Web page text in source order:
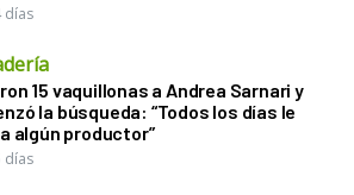
días
15 vaquillonas a Andrea Sarnari y
la búsqueda: “Todos los días le
algún productor”
días